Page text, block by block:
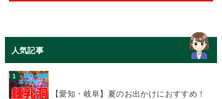
人気記事
【愛知・岐阜】夏のお出かけにおすすめ！